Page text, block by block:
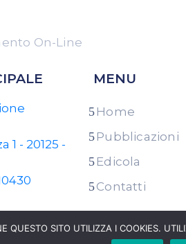
On-Line
1 - 20125 -
MENU
Home
Pubblicazioni
Edicola
Contatti
QUESTO SITO UTILIZZA I COOKIES.